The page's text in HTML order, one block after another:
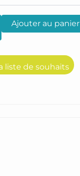
Ajouter au panier
liste de souhaits